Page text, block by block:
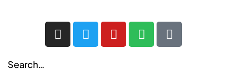
Search…